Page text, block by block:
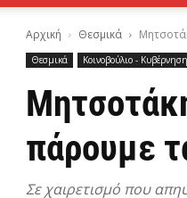
Αρχική Θεσμικά
Θεσμικά Κοινοβούλιο - Κυβέρνηση
πάρουμε
Σε χαιρετισμό που